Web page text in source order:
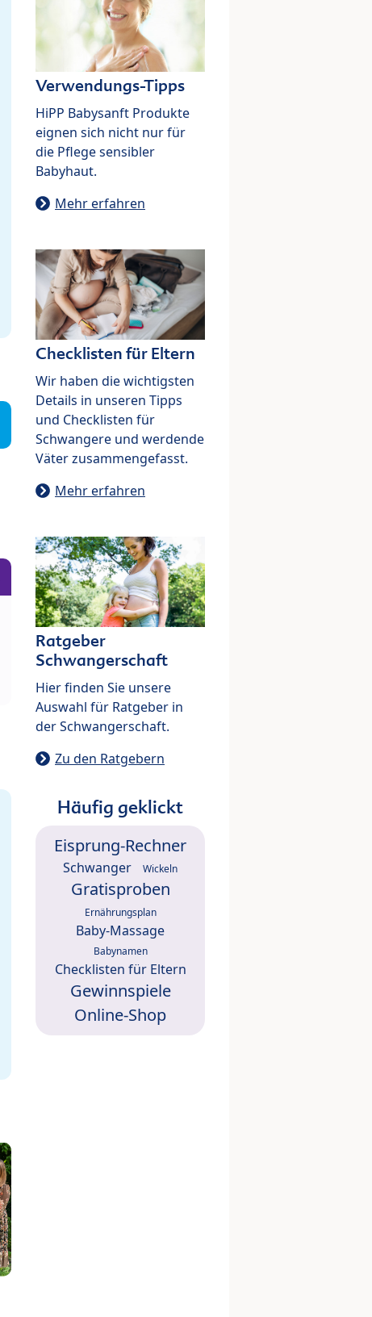
Verwendungs-Tipps
HiPP Babysanft Produkte
eignen sich nicht nur für
die Pflege sensibler
Babyhaut.
Mehr erfahren
Checklisten für Eltern
Wir haben die wichtigsten
Details in unseren Tipps
und Checklisten für
Schwangere und werdende
Väter zusammengefasst.
Mehr erfahren
Ratgeber
Schwangerschaft
Hier finden Sie unsere
Auswahl für Ratgeber in
der Schwangerschaft.
Zu den Ratgebern
Häufig geklickt
Eisprung-Rechner
Schwanger Wickeln
Gratisproben
Ernährungsplan
Baby-Massage
Babynamen
Checklisten für Eltern
Gewinnspiele
Online-Shop